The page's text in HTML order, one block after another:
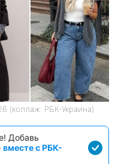
(коллаж: РБК-Украина)
Добавь
вместе с РБК-